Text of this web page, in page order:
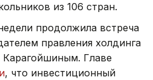
из 106 стран.
продолжила встреча
правления холдинга
Главе
, что инвестиционный